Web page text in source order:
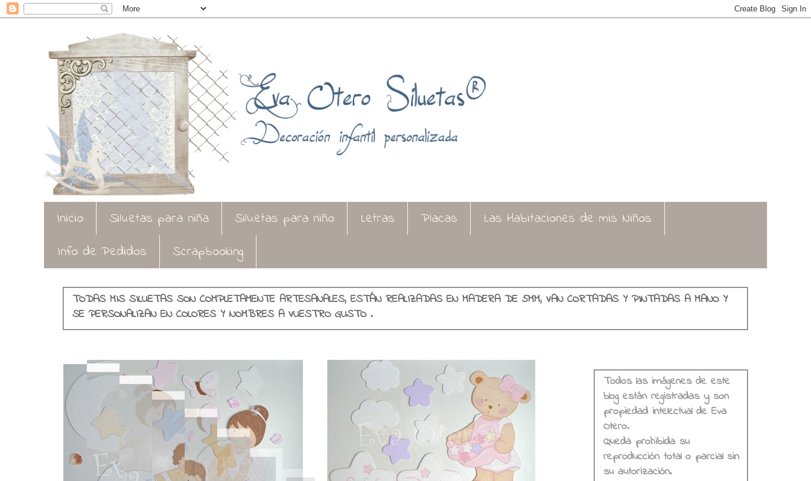
Inicio Siluetas para niña Siluetas para niño Letras Placas
Las Habitaciones de mis Niños
Info de Pedidos
Scrapbooking
TODAS MIS SILUETAS SON COMPLETAMENTE ARTESANALES, ESTÁN REALIZADAS EN MADERA DE 5MM, VAN CORTADAS Y PINTADAS A MANO Y
SE PERSONALIZAN EN COLORES Y NOMBRES A VUESTRO GUSTO .
Todos las imágenes de este
blog están registradas y son
propiedad intelectual de Eva
Otero.
Queda prohibida su
reproducción total o parcial sin
su autorización.